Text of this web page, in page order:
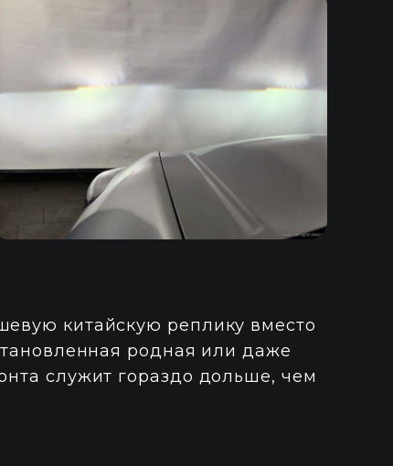
китайскую реплику вместо
родная или даже
служит гораздо дольше, чем